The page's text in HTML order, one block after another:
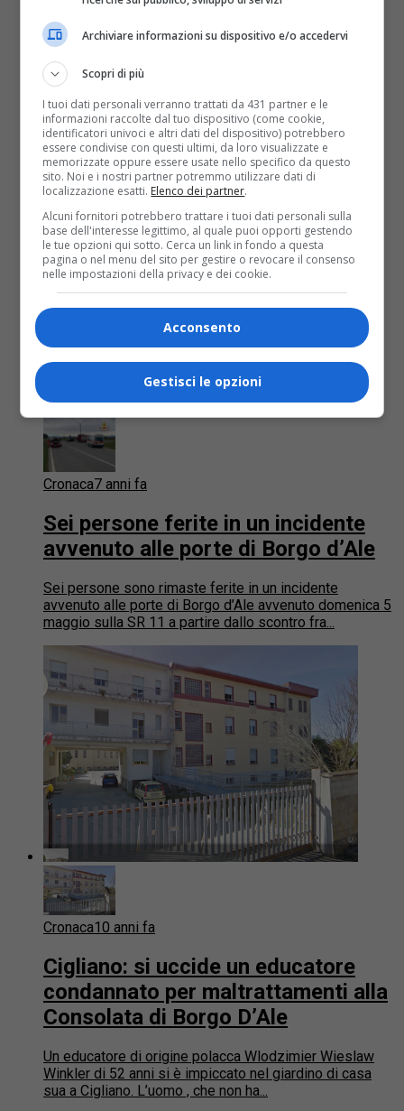
Positivo al coronavirus il vice
presidente della provincia di
Vercelli Pier Mauro Andorno
Il sindaco di Borgo d’Ale e vice presidente della
Provincia di Vercelli, Pier Mauro Andorno, è risultato
positivo al coronavirus. Lo ha comunicato lui stesso
alla...
Cronaca7 anni fa
Sei persone ferite in un incidente
avvenuto alle porte di Borgo d’Ale
Sei persone sono rimaste ferite in un incidente
avvenuto alle porte di Borgo d’Ale avvenuto domenica 5
maggio sulla SR 11 a partire dallo scontro fra...
Cronaca10 anni fa
Cigliano: si uccide un educatore
condannato per maltrattamenti alla
Consolata di Borgo D’Ale
Un educatore di origine polacca Wlodzimier Wieslaw
Winkler di 52 anni si è impiccato nel giardino di casa
sua a Cigliano. L’uomo , che non ha...
Archiviare informazioni su dispositivo e/o accedervi
Scopri di più
I tuoi dati personali verranno trattati da 431 partner e le
informazioni raccolte dal tuo dispositivo (come cookie,
identificatori univoci e altri dati del dispositivo) potrebbero
essere condivise con questi ultimi, da loro visualizzate e
memorizzate oppure essere usate nello specifico da questo
sito. Noi e i nostri partner potremmo utilizzare dati di
localizzazione esatti. Elenco dei partner.
Alcuni fornitori potrebbero trattare i tuoi dati personali sulla
base dell'interesse legittimo, al quale puoi opporti gestendo
le tue opzioni qui sotto. Cerca un link in fondo a questa
pagina o nel menu del sito per gestire o revocare il consenso
nelle impostazioni della privacy e dei cookie.
Acconsento
Gestisci le opzioni